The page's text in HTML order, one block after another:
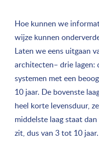
Hoe kunnen we
wijze kunnen
Laten we eens uitgaan
architecten– drie lagen:
systemen met een
10 jaar. De bovenste
heel korte levensduur,
middelste laag staat
zit, dus van 3 tot 10 jaar.